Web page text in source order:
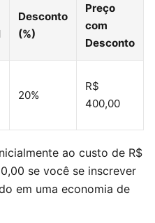
Desconto
(%)
Preço
com
Desconto
20%
R$
400,00
ao custo de R$
se você se inscrever
em uma economia de